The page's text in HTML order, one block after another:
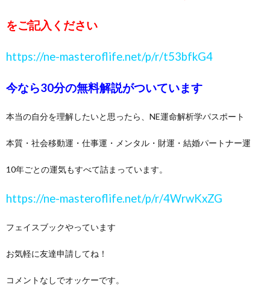
をご記入ください
https://ne-masteroflife.net/p/r/t53bfkG4
今なら30分の無料解説がついています
本当の自分を理解したいと思ったら、NE運命解析学パスポート
本質・社会移動運・仕事運・メンタル・財運・結婚パートナー運
10年ごとの運気もすべて詰まっています。
https://ne-masteroflife.net/p/r/4WrwKxZG
フェイスブックやっています
お気軽に友達申請してね！
コメントなしでオッケーです。